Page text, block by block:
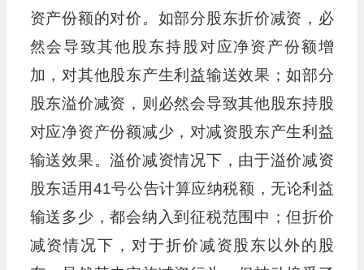
资产份额的对价。如部分股东折价减资，必
然会导致其他股东持股对应净资产份额增
加，对其他股东产生利益输送效果；如部分
股东溢价减资，则必然会导致其他股东持股
对应净资产份额减少，对减资股东产生利益
输送效果。溢价减资情况下，由于溢价减资
股东适用41号公告计算应纳税额，无论利益
输送多少，都会纳入到征税范围中；但折价
减资情况下，对于折价减资股东以外的股